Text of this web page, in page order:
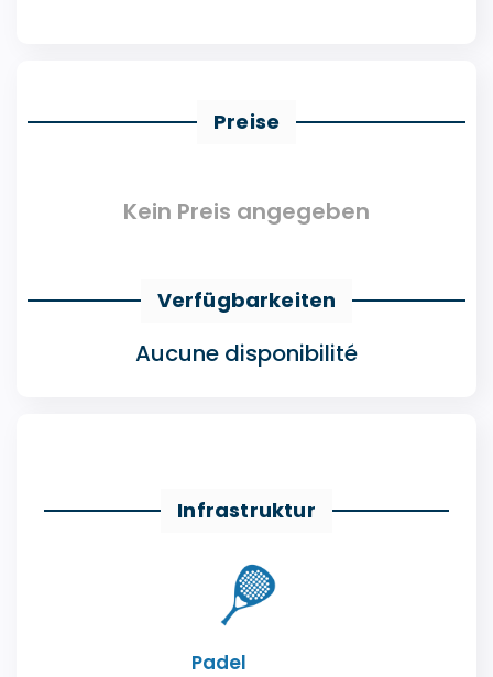
Preise
Kein Preis angegeben
Verfügbarkeiten
Aucune disponibilité
Infrastruktur
Padel